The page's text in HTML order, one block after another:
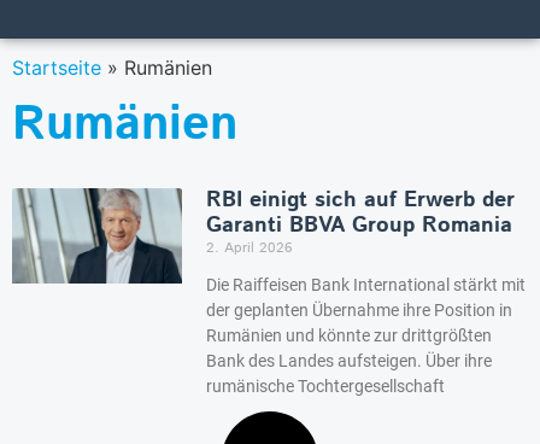
Startseite » Rumänien
Rumänien
RBI einigt sich auf Erwerb der
Garanti BBVA Group Romania
2. April 2026
Die Raiffeisen Bank International stärkt mit
der geplanten Übernahme ihre Position in
Rumänien und könnte zur drittgrößten
Bank des Landes aufsteigen. Über ihre
rumänische Tochtergesellschaft